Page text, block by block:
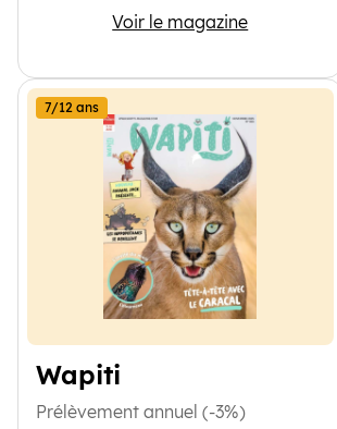
Voir le magazine
Curionautes des
Wapiti
7/12 ans
Prélèvement annuel (-3%)